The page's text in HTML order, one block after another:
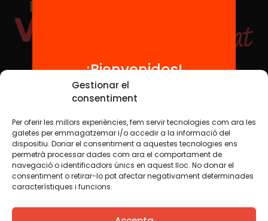
Gestionar el
consentiment
Per oferir les millors experiències, fem servir tecnologies com ara les
galetes per emmagatzemar i/o accedir a la informació del
dispositiu. Donar el consentiment a aquestes tecnologies ens
permetrà processar dades com ara el comportament de
navegació o identificadors únics en aquest lloc. No donar el
consentiment o retirar-lo pot afectar negativament determinades
característiques i funcions.
Redes sociales
TWT YTB IG FB IN
Aviso legalPolítica de cookies
Creemos que el conocimiento debe compartirse. Por eso
¡Bienvenidos!